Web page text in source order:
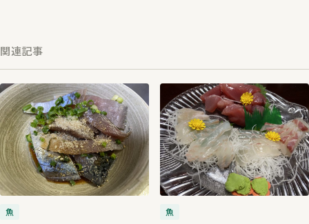
関連記事
魚 魚